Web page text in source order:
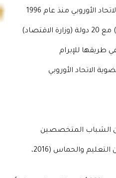
الأوروبي منذ عام 1996
طريقها للإبرام
الاتحاد الأوروبي
الذين يتمتعون بدرجة عالية من التعليم والحماس (2016،